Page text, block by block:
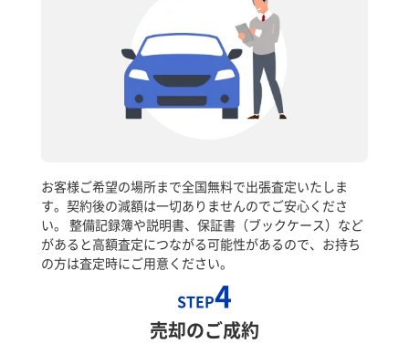
お客様ご希望の場所まで全国無料で出張査定いたしま
す。契約後の減額は一切ありませんのでご安心くださ
い。 整備記録簿や説明書、保証書（ブックケース）など
があると高額査定につながる可能性があるので、お持ち
の方は査定時にご用意ください。
STEP4
売却のご成約